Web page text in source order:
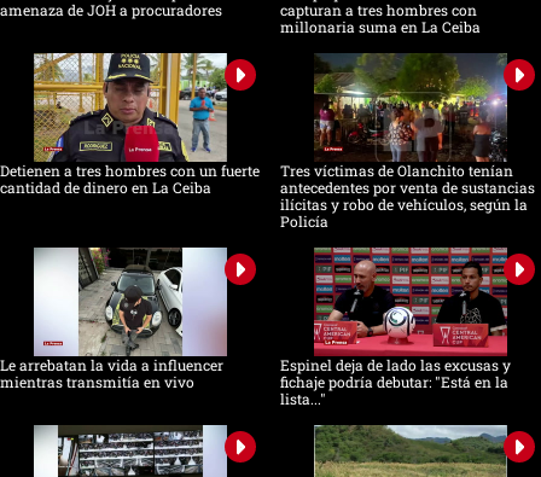
amenaza de JOH a procuradores
capturan a tres hombres con
millonaria suma en La Ceiba
Detienen a tres hombres con un fuerte
cantidad de dinero en La Ceiba
Tres víctimas de Olanchito tenían
antecedentes por venta de sustancias
ilícitas y robo de vehículos, según la
Policía
Le arrebatan la vida a influencer
mientras transmitía en vivo
Espinel deja de lado las excusas y
fichaje podría debutar: "Está en la
lista..."